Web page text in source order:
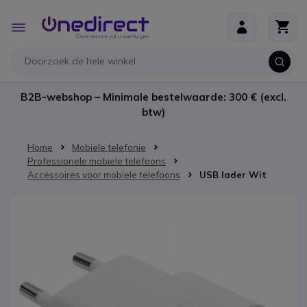
Toggle
Nav
B2B-webshop – Minimale bestelwaarde: 300 € (excl.
btw)
Home
Mobiele telefonie
Professionele mobiele telefoons
Accessoires voor mobiele telefoons
USB lader Wit